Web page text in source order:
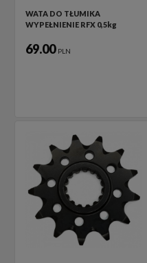
WATA DO TŁUMIKA
WYPEŁNIENIE RFX 0,5kg
69.00 PLN